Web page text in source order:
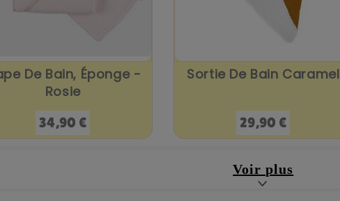
De Bain, Éponge -
Rosie
Prix
34,90 €
Sortie De Bain Caramel
Prix
29,90 €
Voir plus